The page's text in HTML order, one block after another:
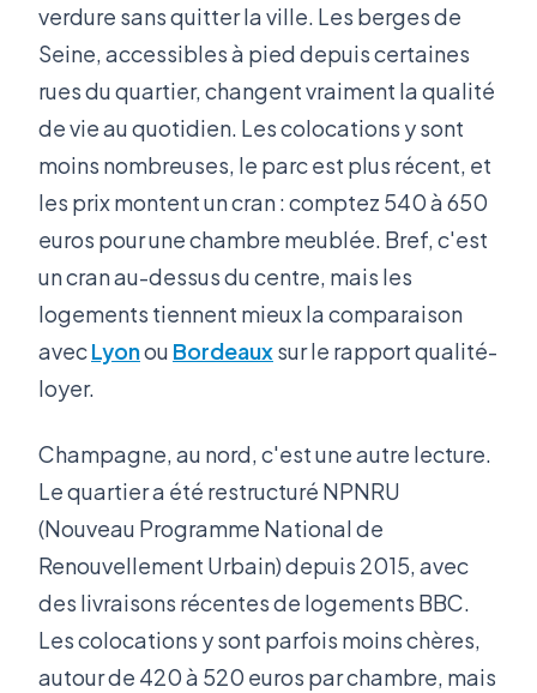
verdure sans quitter la ville. Les berges de
Seine, accessibles à pied depuis certaines
rues du quartier, changent vraiment la qualité
de vie au quotidien. Les colocations y sont
moins nombreuses, le parc est plus récent, et
les prix montent un cran : comptez 540 à 650
euros pour une chambre meublée. Bref, c'est
un cran au-dessus du centre, mais les
logements tiennent mieux la comparaison
avecLyonou Bordeauxsur le rapport qualité-
loyer.
Champagne, au nord, c'est une autre lecture.
Le quartier a été restructuré NPNRU
(Nouveau Programme National de
Renouvellement Urbain) depuis 2015, avec
des livraisons récentes de logements BBC.
Les colocations y sont parfois moins chères,
autour de 420 à 520 euros par chambre, mais